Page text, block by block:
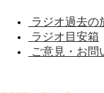
ラジオ過去の
ラジオ目安箱
ご意見・お問